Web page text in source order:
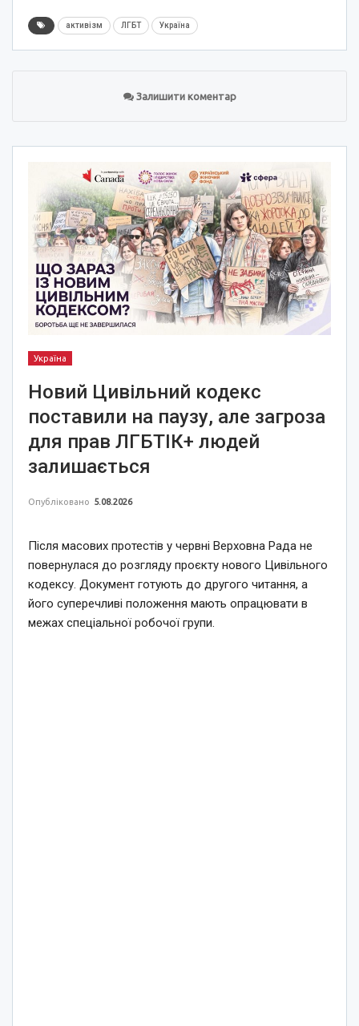
активізм ЛГБТ Україна
Залишити коментар
Україна
Новий Цивільний кодекс
поставили на паузу, але загроза
для прав ЛГБТІК+ людей
залишається
Опубліковано 5.08.2026
Після масових протестів у червні Верховна Рада не
повернулася до розгляду проєкту нового Цивільного
кодексу. Документ готують до другого читання, а
його суперечливі положення мають опрацювати в
межах спеціальної робочої групи.